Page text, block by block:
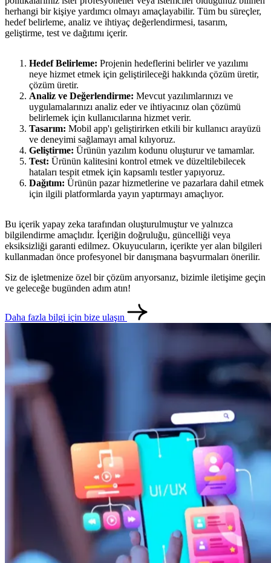
herhangi bir kişiye yardımcı olmayı amaçlayabilir. Tüm bu süreçler,
hedef belirleme, analiz ve ihtiyaç değerlendirmesi, tasarım,
geliştirme, test ve dağıtımı içerir.
Hedef Belirleme: Projenin hedeflerini belirler ve yazılımı
neye hizmet etmek için geliştirileceği hakkında çözüm üretir,
çözüm üretir.
Analiz ve Değerlendirme: Mevcut yazılımlarınızı ve
uygulamalarınızı analiz eder ve ihtiyacınız olan çözümü
belirlemek için kullanıcılarına hizmet verir.
Tasarım: Mobil app'ı geliştirirken etkili bir kullanıcı arayüzü
ve deneyimi sağlamayı amal kılıyoruz.
Geliştirme: Ürünün yazılım kodunu oluşturur ve tamamlar.
Test: Ürünün kalitesini kontrol etmek ve düzeltilebilecek
hataları tespit etmek için kapsamlı testler yapıyoruz.
Dağıtım: Ürünün pazar hizmetlerine ve pazarlara dahil etmek
için ilgili platformlarda yayın yaptırmayı amaçlıyor.
Bu içerik yapay zeka tarafından oluşturulmuştur ve yalnızca
bilgilendirme amaçlıdır. İçeriğin doğruluğu, güncelliği veya
eksiksizliği garanti edilmez. Okuyucuların, içerikte yer alan bilgileri
kullanmadan önce profesyonel bir danışmana başvurmaları önerilir.
Siz de işletmenize özel bir çözüm arıyorsanız, bizimle iletişime geçin
ve geleceğe bugünden adım atın!
Daha fazla bilgi için bize ulaşın